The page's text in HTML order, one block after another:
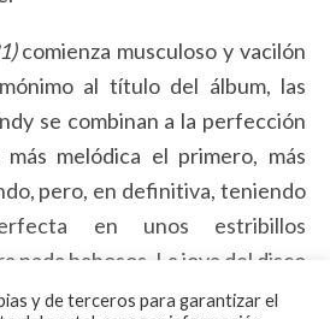
comienza musculoso y vacilón
al título del álbum, las
se combinan a la perfección
melódica el primero, más
pero, en definitiva, teniendo
en unos estribillos
nada babosos. La joya del disco
«Evil Twin», un temazo directo
y de terceros para garantizar el